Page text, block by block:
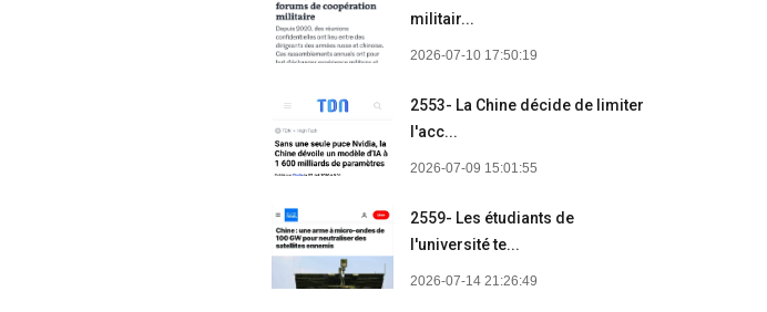
militair...
2026-07-10 17:50:19
2553- La Chine décide de limiter
l'acc...
2026-07-09 15:01:55
2559- Les étudiants de
l'université te...
2026-07-14 21:26:49